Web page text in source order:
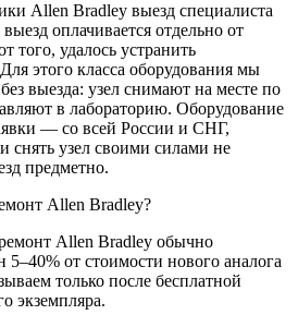
Allen Bradley выезд специалиста
оплачивается отдельно от
того, удалось устранить
этого класса оборудования мы
выезда: узел снимают на месте по
в лабораторию. Оборудование
— со всей России и СНГ,
снять узел своими силами не
предметно.
Allen Bradley?
Allen Bradley обычно
5–40% от стоимости нового аналога
только после бесплатной
экземпляра.